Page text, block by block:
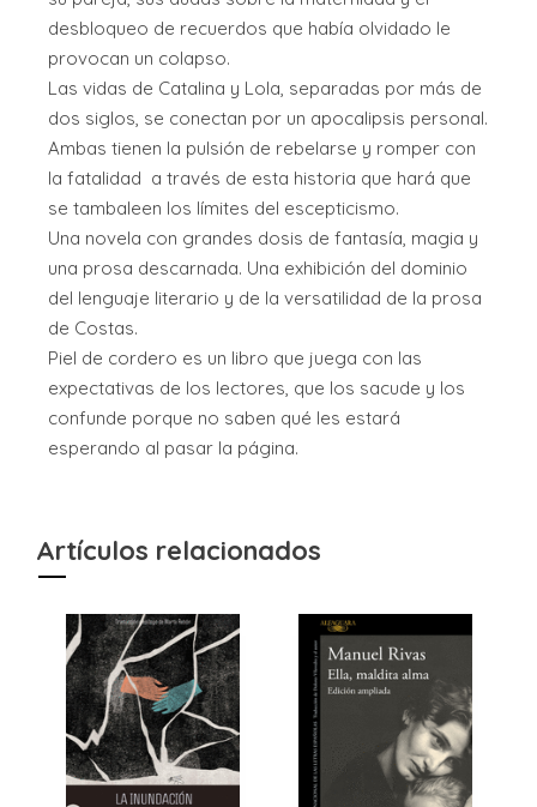
desbloqueo de recuerdos que había olvidado le
provocan un colapso.
Las vidas de Catalina y Lola, separadas por más de
dos siglos, se conectan por un apocalipsis personal.
Ambas tienen la pulsión de rebelarse y romper con
la fatalidad a través de esta historia que hará que
se tambaleen los límites del escepticismo.
Una novela con grandes dosis de fantasía, magia y
una prosa descarnada. Una exhibición del dominio
del lenguaje literario y de la versatilidad de la prosa
de Costas.
Piel de cordero es un libro que juega con las
expectativas de los lectores, que los sacude y los
confunde porque no saben qué les estará
esperando al pasar la página.
Artículos relacionados